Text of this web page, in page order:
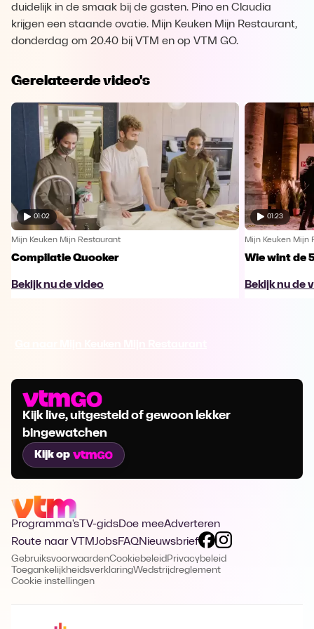
duidelijk in de smaak bij de gasten. Pino en Claudia
krijgen een staande ovatie. Mijn Keuken Mijn Restaurant,
donderdag om 20.40 bij VTM en op VTM GO.
Gerelateerde video's
01:02
Mijn Keuken Mijn Restaurant
Compilatie Quooker
Bekijk nu de video
01:23
Mijn Keuken Mijn
Wie wint de
Bekijk nu de
Kijk live, uitgesteld of gewoon lekker
bingewatchen
Kijk op
Programma's TV-gidsDoe meeAdverteren
Route naar VTMJobsFAQNieuwsbrief
GebruiksvoorwaardenCookiebeleid Privacybeleid
ToegankelijkheidsverklaringWedstrijdreglement
Cookie instellingen